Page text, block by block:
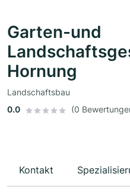
Garten-und
Hornung
Landschaftsbau
0.0
(0
Kontakt